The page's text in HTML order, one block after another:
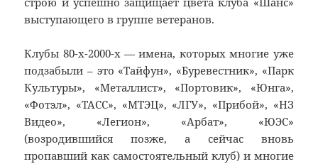
выступающего в группе ветеранов.
Клубы 80-х-2000-х — имена, которых многие уже
подзабыли – это «Тайфун», «Буревестник», «Парк
Культуры», «Металлист», «Портовик», «Юнга»,
«Фотэл», «ТАСС», «МТЭЦ», «ЛГУ», «Прибой», «НЗ
Видео», «Легион», «Арбат», «ЮЭС»
(возродившийся позже, а сейчас вновь
пропавший как самостоятельный клуб) и многие